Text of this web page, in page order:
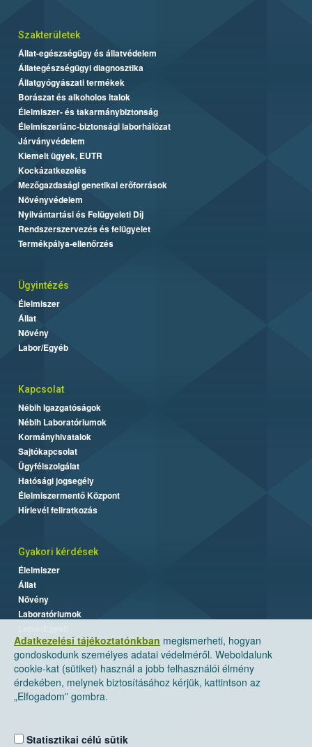
Adatkezelési tájékoztatónkban megismerheti, hogyan
gondoskodunk személyes adatai védelméről. Weboldalunk
cookie-kat (sütiket) használ a jobb felhasználói élmény
érdekében, melynek biztosításához kérjük, kattintson az
„Elfogadom” gombra.
Statisztikai célú sütik
Szakterületek
Állat-egészségügy és állatvédelem
Állategészségügyi diagnosztika
Állatgyógyászati termékek
Borászat és alkoholos italok
Élelmiszer- és takarmánybiztonság
Élelmiszerlánc-biztonsági laborhálózat
Járványvédelem
Kiemelt ügyek, EUTR
Kockázatkezelés
Mezőgazdasági genetikai erőforrások
Növényvédelem
Nyilvántartási és Felügyeleti Díj
Rendszerszervezés és felügyelet
Termékpálya-ellenőrzés
Ügyintézés
Élelmiszer
Állat
Növény
Labor/Egyéb
Kapcsolat
Nébih Igazgatóságok
Nébih Laboratóriumok
Kormányhivatalok
Sajtókapcsolat
Ügyfélszolgálat
Hatósági jogsegély
Élelmiszermentő Központ
Hírlevél feliratkozás
Gyakori kérdések
Élelmiszer
Állat
Növény
Laboratóriumok